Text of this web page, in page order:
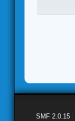
SMF 2.0.15